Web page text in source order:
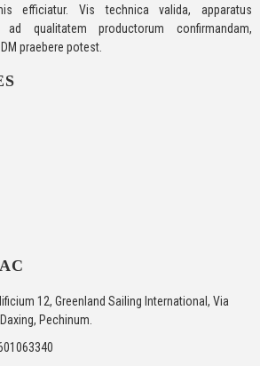
efficiatur. Vis technica valida, apparatus
qualitatem productorum confirmandam,
praebere potest.
12, Greenland Sailing International, Via
Pechinum.